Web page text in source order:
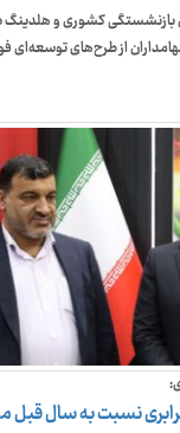
کشوری و هلدینگ
از طرح‌های توسعه‌ای
نسبت به سال